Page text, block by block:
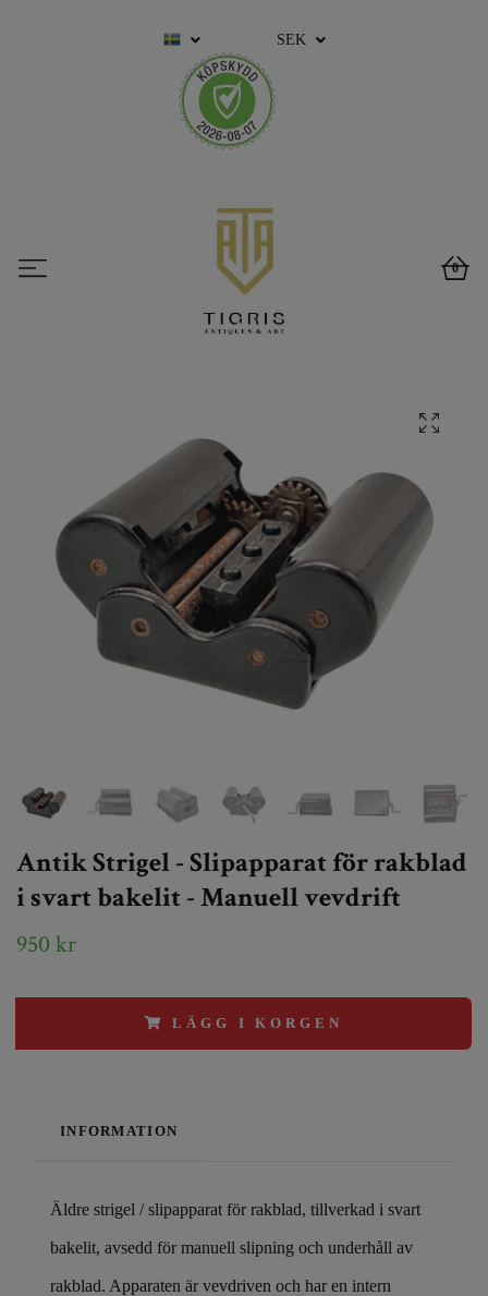
SEK
0
Antik Strigel - Slipapparat för rakblad
i svart bakelit - Manuell vevdrift
950 kr
LÄGG I KORGEN
INFORMATION
Äldre strigel / slipapparat för rakblad, tillverkad i svart
bakelit, avsedd för manuell slipning och underhåll av
rakblad. Apparaten är vevdriven och har en intern